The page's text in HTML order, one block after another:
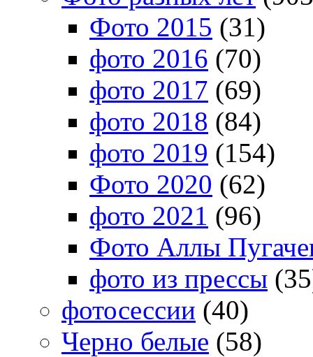
Фото 2015 (31)
фото 2016 (70)
фото 2017 (69)
фото 2018 (84)
фото 2019 (154)
Фото 2020 (62)
фото 2021 (96)
Фото Аллы
фото из прессы
фотосессии (40)
Черно белые (58)